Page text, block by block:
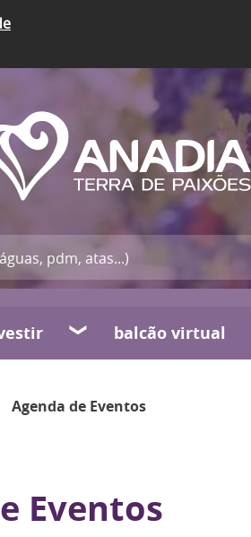
balcão virtual
Agenda de Eventos
Eventos